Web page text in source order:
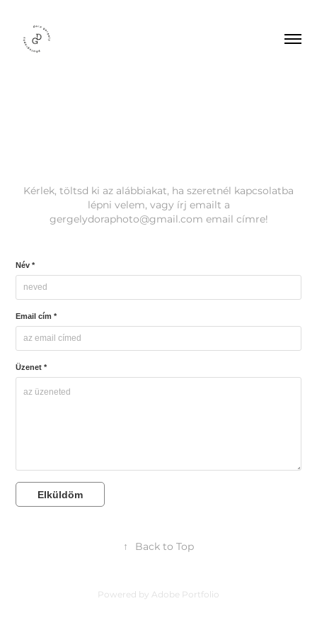
Kérlek, töltsd ki az alábbiakat, ha szeretnél kapcsolatba
lépni velem, vagy írj emailt a
gergelydoraphoto@gmail.com email címre!
Név *
Email cím *
Üzenet *
Elküldöm
↑ Back to Top
Powered by Adobe Portfolio